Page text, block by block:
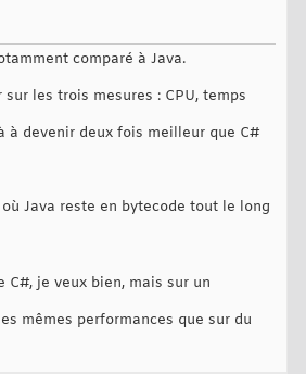
comparé à Java.
les trois mesures : CPU, temps
à devenir deux fois meilleur que C#
Java reste en bytecode tout le long
je veux bien, mais sur un
mêmes performances que sur du